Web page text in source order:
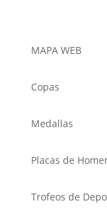
MAPA WEB
Copas
Medallas
Placas de
Trofeos de